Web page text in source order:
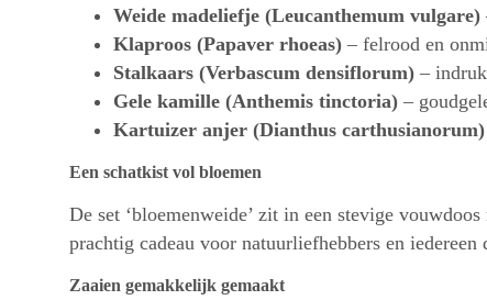
Weide madeliefje (Leucanthemum vulgare)
Klaproos (Papaver rhoeas) – felrood en
Stalkaars (Verbascum densiflorum) –
Gele kamille (Anthemis tinctoria) –
Kartuizer anjer (Dianthus carthusianorum)
Een schatkist vol bloemen
De set ‘bloemenweide’ zit in een stevige
prachtig cadeau voor natuurliefhebbers en
Zaaien gemakkelijk gemaakt